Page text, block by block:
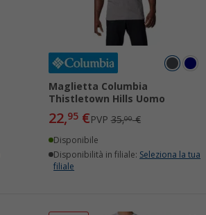
Maglietta Columbia
Thistletown Hills Uomo
22,95€PVP35,00€
Disponibile
Disponibilità in filiale: Seleziona la tua
filiale